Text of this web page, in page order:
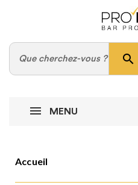
search
MENU
Accueil